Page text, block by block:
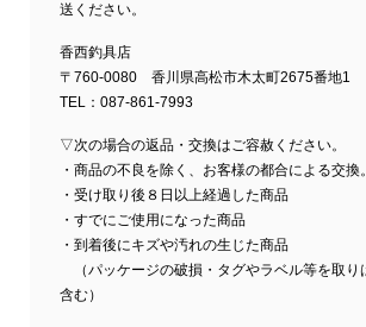
送ください。
香西釣具店
〒760-0080 香川県高松市木太町2675番地1
TEL：087-861-7993
▽次の場合の返品・交換はご容赦ください。
・商品の不良を除く、お客様の都合による交換。
・受け取り後８日以上経過した商品
・すでにご使用になった商品
・到着後にキズや汚れの生じた商品
（パッケージの破損・タグやラベル等を取り
含む）